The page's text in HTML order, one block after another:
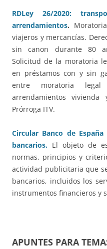
RDLey 26/2020:
arrendamientos.
viajeros y mercancías.
sin canon durante 80
Solicitud de la moratoria
en préstamos con y sin
entre moratoria legal
arrendamientos
Prórroga ITV.
Circular Banco de
bancarios. El objeto de
normas, principios y
actividad publicitaria que
bancarios, incluidos los
instrumentos financieros y
APUNTES PARA